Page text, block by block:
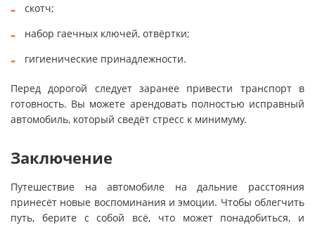
скотч;
набор гаечных ключей, отвёртки;
гигиенические принадлежности.
Перед дорогой следует заранее привести транспорт в
готовность. Вы можете арендовать полностью исправный
автомобиль, который сведёт стресс к минимуму.
Заключение
Путешествие на автомобиле на дальние расстояния
принесёт новые воспоминания и эмоции. Чтобы облегчить
путь, берите с собой всё, что может понадобиться, и